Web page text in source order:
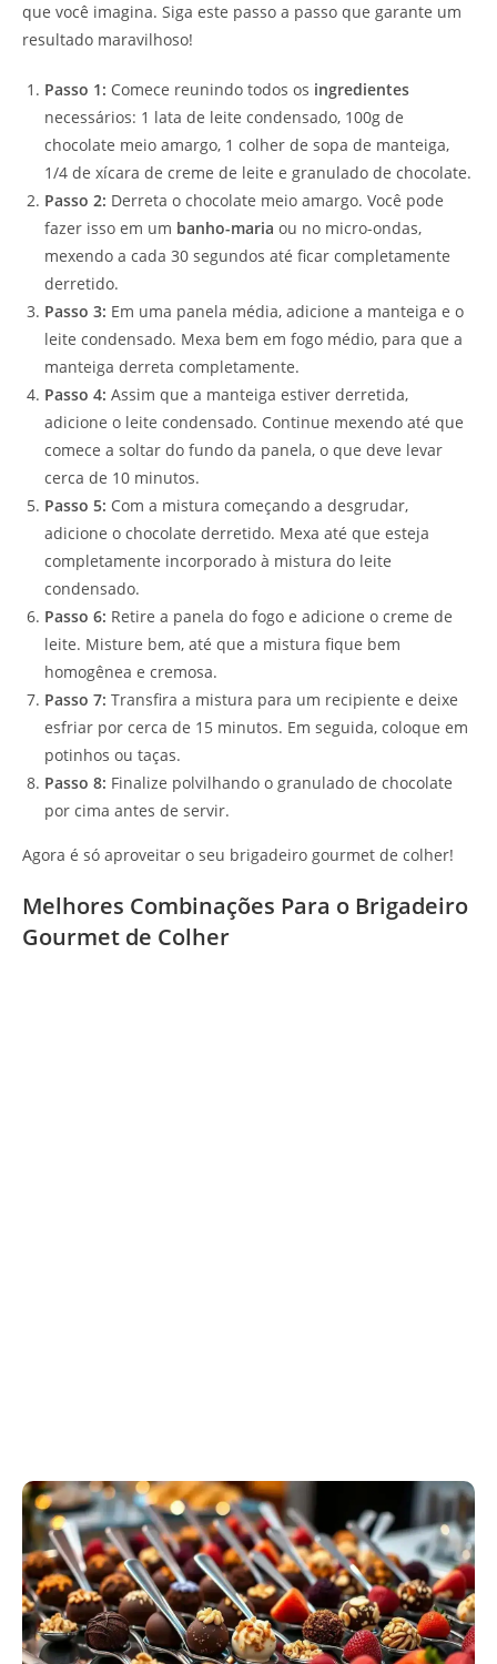
que você imagina. Siga este passo a passo que garante um
resultado maravilhoso!
Passo 1: Comece reunindo todos os ingredientes
necessários: 1 lata de leite condensado, 100g de
chocolate meio amargo, 1 colher de sopa de manteiga,
1/4 de xícara de creme de leite e granulado de chocolate.
Passo 2: Derreta o chocolate meio amargo. Você pode
fazer isso em um banho-maria ou no micro-ondas,
mexendo a cada 30 segundos até ficar completamente
derretido.
Passo 3: Em uma panela média, adicione a manteiga e o
leite condensado. Mexa bem em fogo médio, para que a
manteiga derreta completamente.
Passo 4: Assim que a manteiga estiver derretida,
adicione o leite condensado. Continue mexendo até que
comece a soltar do fundo da panela, o que deve levar
cerca de 10 minutos.
Passo 5: Com a mistura começando a desgrudar,
adicione o chocolate derretido. Mexa até que esteja
completamente incorporado à mistura do leite
condensado.
Passo 6: Retire a panela do fogo e adicione o creme de
leite. Misture bem, até que a mistura fique bem
homogênea e cremosa.
Passo 7: Transfira a mistura para um recipiente e deixe
esfriar por cerca de 15 minutos. Em seguida, coloque em
potinhos ou taças.
Passo 8: Finalize polvilhando o granulado de chocolate
por cima antes de servir.
Agora é só aproveitar o seu brigadeiro gourmet de colher!
Melhores Combinações Para o Brigadeiro
Gourmet de Colher